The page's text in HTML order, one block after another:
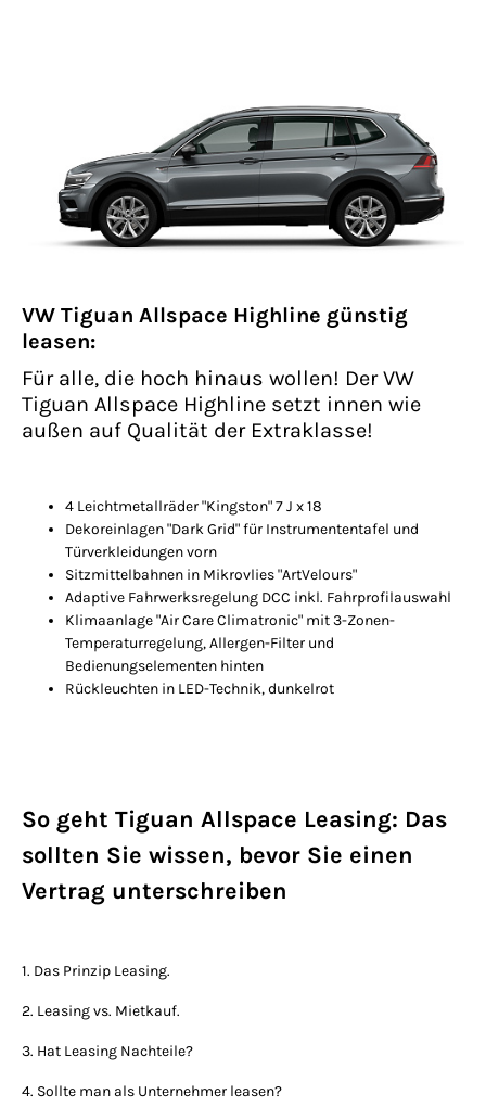
VW Tiguan Allspace Highline günstig
leasen:
Für alle, die hoch hinaus wollen! Der VW
Tiguan Allspace Highline setzt innen wie
außen auf Qualität der Extraklasse!
4 Leichtmetallräder "Kingston" 7 J x 18
Dekoreinlagen "Dark Grid" für Instrumententafel und
Türverkleidungen vorn
Sitzmittelbahnen in Mikrovlies "ArtVelours"
Adaptive Fahrwerksregelung DCC inkl. Fahrprofilauswahl
Klimaanlage "Air Care Climatronic" mit 3-Zonen-
Temperaturregelung, Allergen-Filter und
Bedienungselementen hinten
Rückleuchten in LED-Technik, dunkelrot
So geht Tiguan Allspace Leasing: Das
sollten Sie wissen, bevor Sie einen
Vertrag unterschreiben
1. Das Prinzip Leasing.
2. Leasing vs. Mietkauf.
3. Hat Leasing Nachteile?
4. Sollte man als Unternehmer leasen?